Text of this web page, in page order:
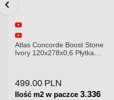
Atlas Concorde Boost Stone
Ivory 120x278x0,6 Płytka
499.00 PLN
Ilość m2 w paczce 3.336